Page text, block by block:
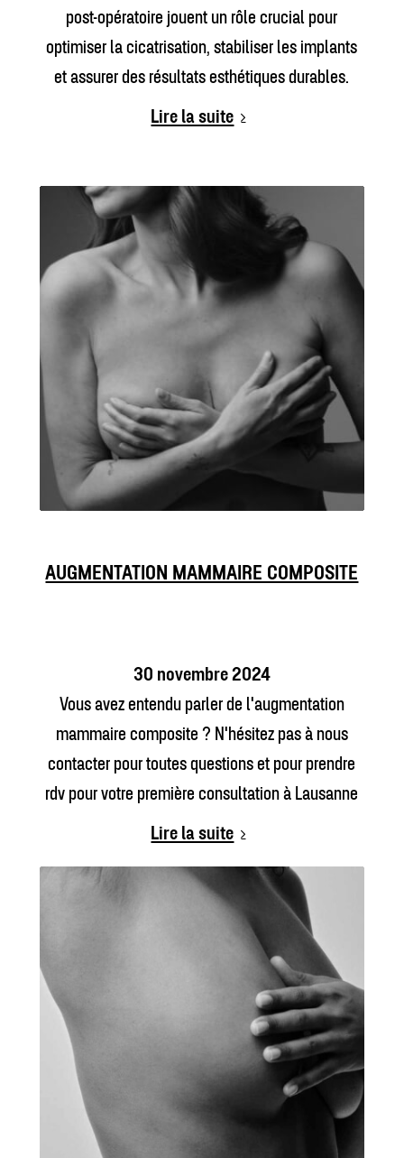
post-opératoire jouent un rôle crucial pour
optimiser la cicatrisation, stabiliser les implants
et assurer des résultats esthétiques durables.
Lire la suite
AUGMENTATION MAMMAIRE COMPOSITE
30 novembre 2024
Vous avez entendu parler de l'augmentation
mammaire composite ? N'hésitez pas à nous
contacter pour toutes questions et pour prendre
rdv pour votre première consultation à Lausanne
Lire la suite